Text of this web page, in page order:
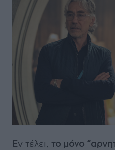
Εν τέλει, το μόνο